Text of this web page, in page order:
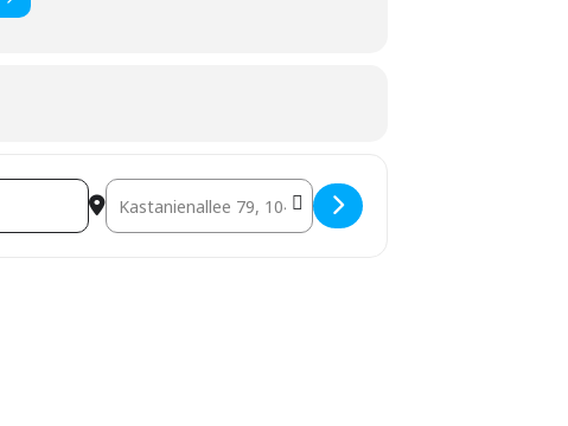
Destination Address - Berlin: MARC @ "joy of